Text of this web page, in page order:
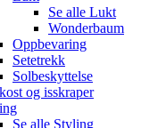
Se alle Lukt
Wonderbaum
Oppbevaring
Setetrekk
Solbeskyttelse
og isskraper
Se alle Styling